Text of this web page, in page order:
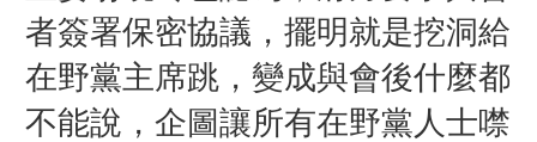
者簽署保密協議，擺明就是挖洞給
在野黨主席跳，變成與會後什麼都
不能說，企圖讓所有在野黨人士噤